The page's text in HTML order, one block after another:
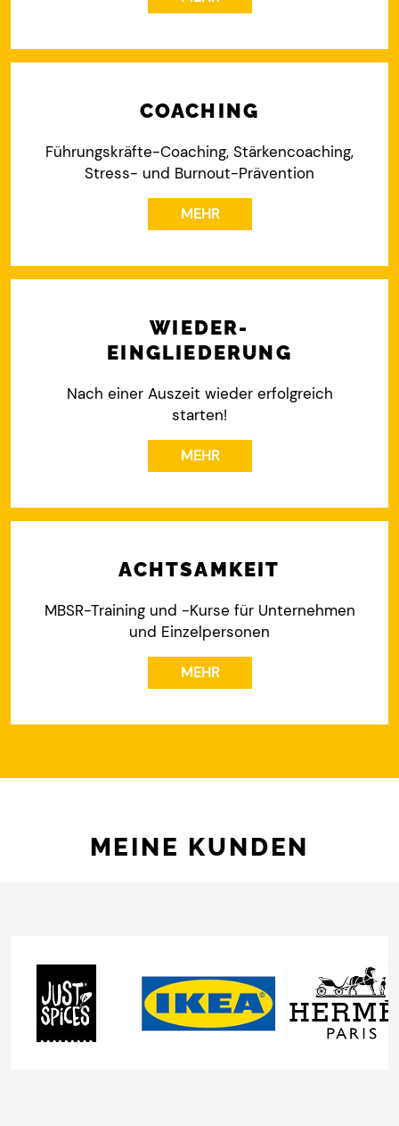
COACHING
Führungskräfte-Coaching, Stärkencoaching,
Stress- und Burnout-Prävention
MEHR
WIEDER-
EINGLIEDERUNG
Nach einer Auszeit wieder erfolgreich
starten!
MEHR
ACHTSAMKEIT
MBSR-Training und -Kurse für Unternehmen
und Einzelpersonen
MEHR
MEINE KUNDEN